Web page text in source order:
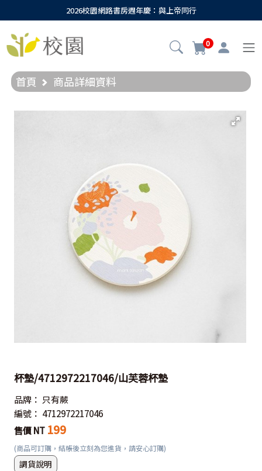
2026校園網路書房週年慶：與上帝同行
0
首頁 商品詳細資料
杯墊/4712972217046/山芙蓉杯墊
品牌： 只有蕨
編號： 4712972217046
售價 NT 199
(商品可訂購，結帳後立刻為您進貨，請安心訂購)
調貨說明